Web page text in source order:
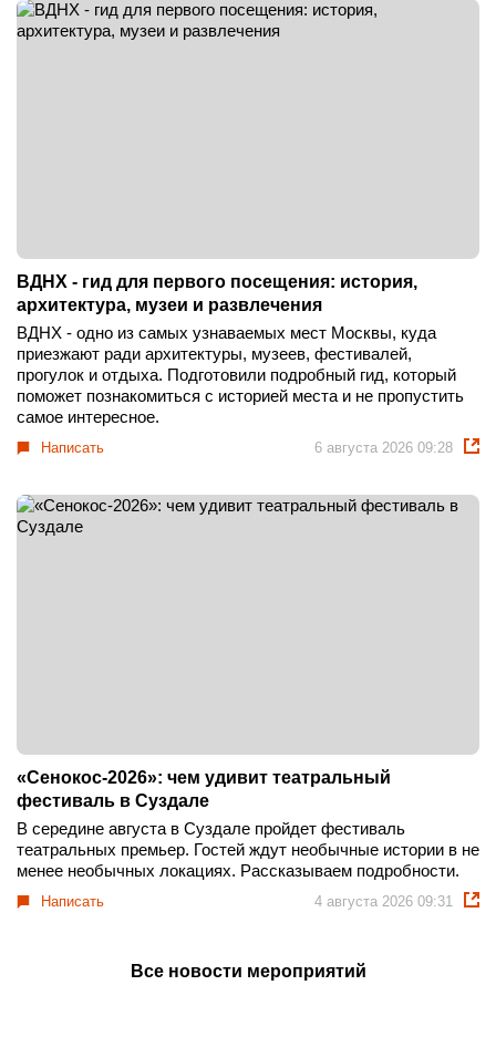
ВДНХ - гид для первого посещения: история,
архитектура, музеи и развлечения
ВДНХ - одно из самых узнаваемых мест Москвы, куда
приезжают ради архитектуры, музеев, фестивалей,
прогулок и отдыха. Подготовили подробный гид, который
поможет познакомиться с историей места и не пропустить
самое интересное.
Написать 6 августа 2026 09:28
«Сенокос-2026»: чем удивит театральный
фестиваль в Суздале
В середине августа в Суздале пройдет фестиваль
театральных премьер. Гостей ждут необычные истории в не
менее необычных локациях. Рассказываем подробности.
Написать 4 августа 2026 09:31
Все новости мероприятий